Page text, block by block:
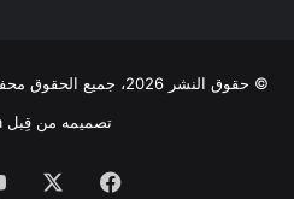
© حقوق النشر 2026، جميع الحقوق محفوظة |
تصميمه من قِبل Lelsyaha
فيسبوك